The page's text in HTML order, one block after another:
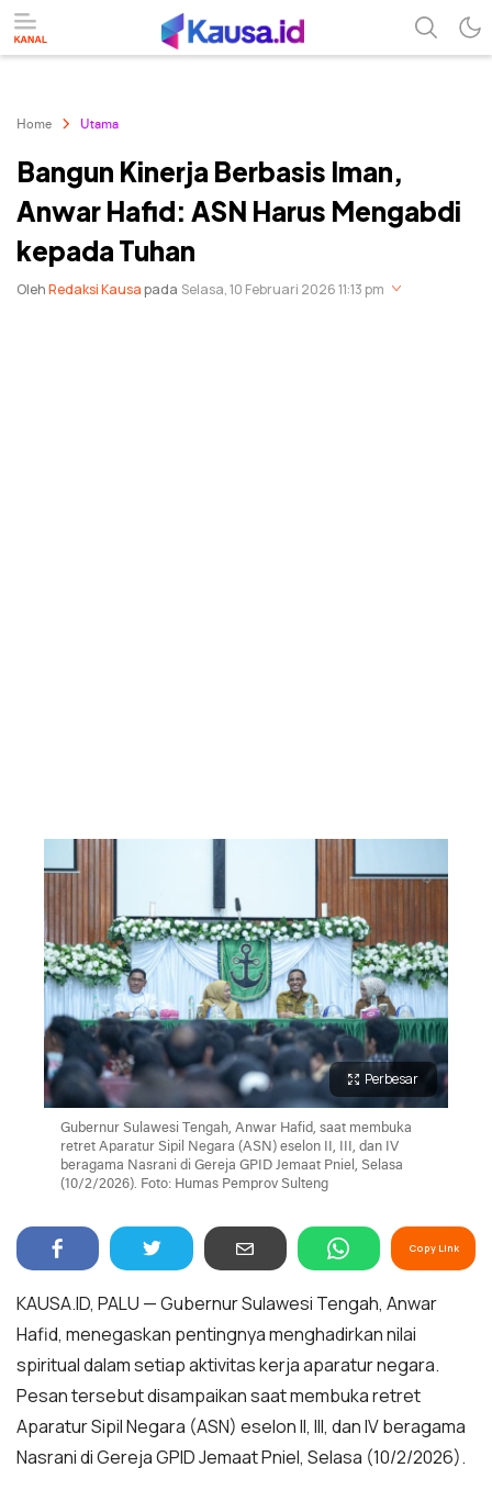
Home Utama
Bangun Kinerja Berbasis Iman,
Anwar Hafid: ASN Harus Mengabdi
kepada Tuhan
OlehRedaksi Kausapada Selasa, 10 Februari 2026 11:13 pm
Perbesar
Gubernur Sulawesi Tengah, Anwar Hafid, saat membuka
retret Aparatur Sipil Negara (ASN) eselon II, III, dan IV
beragama Nasrani di Gereja GPID Jemaat Pniel, Selasa
(10/2/2026). Foto: Humas Pemprov Sulteng
Copy Link
KAUSA.ID, PALU — Gubernur Sulawesi Tengah, Anwar
Hafid, menegaskan pentingnya menghadirkan nilai
spiritual dalam setiap aktivitas kerja aparatur negara.
Pesan tersebut disampaikan saat membuka retret
Aparatur Sipil Negara (ASN) eselon II, III, dan IV beragama
Nasrani di Gereja GPID Jemaat Pniel, Selasa (10/2/2026).